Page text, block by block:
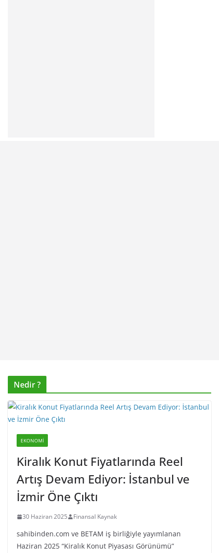
Nedir ?
EKONOMI
Kiralık Konut Fiyatlarında Reel
Artış Devam Ediyor: İstanbul ve
İzmir Öne Çıktı
30 Haziran 2025 Finansal Kaynak
sahibinden.com ve BETAM iş birliğiyle yayımlanan
Haziran 2025 “Kiralık Konut Piyasası Görünümü”